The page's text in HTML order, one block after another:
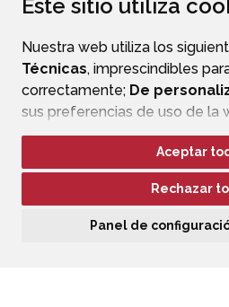
Este sitio utiliza
Nuestra web utiliza los
Técnicas, imprescindibles
correctamente; De
sus preferencias de uso de la
mejorar el funcionamiento de
Si acepta pulsando el botón
consideramos que acepta su
ninguna acción, se guardarán
Aceptar
Rechazar
Panel de